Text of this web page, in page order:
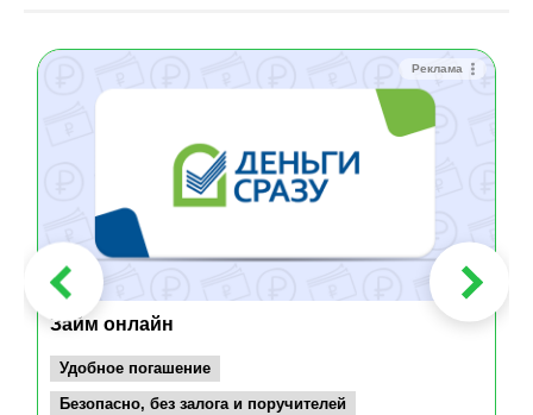
Реклама
Займ онлайн
Удобное погашение
Безопасно, без залога и поручителей